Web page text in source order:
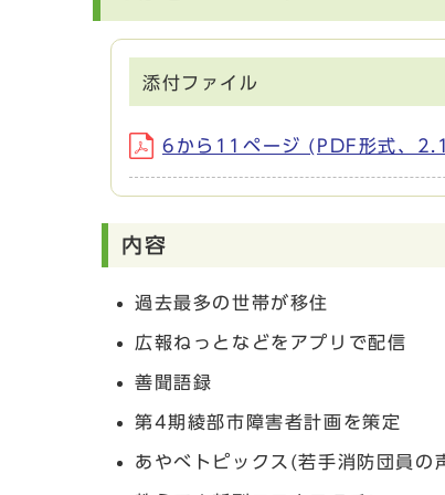
添付ファイル
6から11ページ (PDF形式、
内容
過去最多の世帯が移住
広報ねっとなどをアプリで配信
善聞語録
第4期綾部市障害者計画を策定
あやべトピックス(若手消防団員